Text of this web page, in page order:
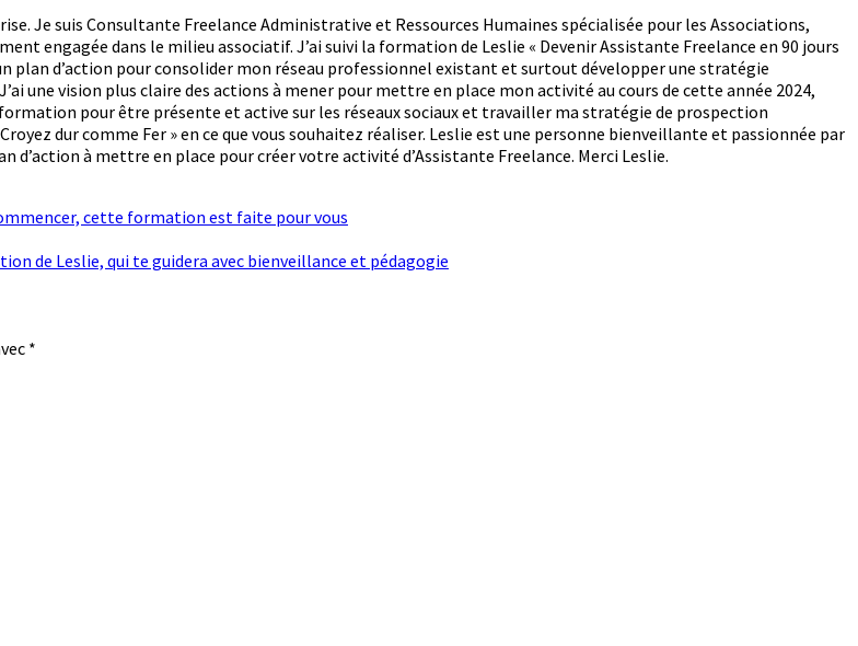
Je suis Consultante Freelance Administrative et Ressources Humaines spécialisée pour les Associations,
engagée dans le milieu associatif. J’ai suivi la formation de Leslie « Devenir Assistante Freelance en 90 jours
plan d’action pour consolider mon réseau professionnel existant et surtout développer une stratégie
une vision plus claire des actions à mener pour mettre en place mon activité au cours de cette année 2024,
pour être présente et active sur les réseaux sociaux et travailler ma stratégie de prospection
dur comme Fer » en ce que vous souhaitez réaliser. Leslie est une personne bienveillante et passionnée par
à mettre en place pour créer votre activité d’Assistante Freelance. Merci Leslie.
cette formation est faite pour vous
de Leslie, qui te guidera avec bienveillance et pédagogie
*